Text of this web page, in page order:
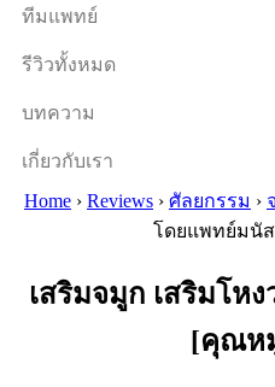
ทีมแพทย์
รีวิวทั้งหมด
บทความ
เกี่ยวกับเรา
Home › Reviews › ศัลยกรรม ›
โดยแพทย์มนั
เสริมจมูก เสริมโห
[คุณห